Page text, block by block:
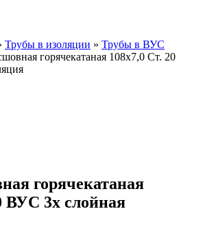
Трубы в изоляции » Трубы в ВУС
горячекатаная 108х7,0 Ст. 20
горячекатаная
ВУС 3х слойная